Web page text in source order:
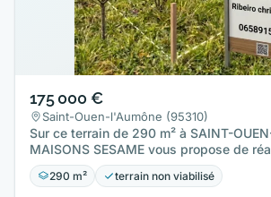
175 000 €
Saint-Ouen-l'Aumône (95310)
Sur ce terrain de 290 m² à SAINT-
MAISONS SESAME vous propose de
de construction de…
290 m² terrain non viabilisé